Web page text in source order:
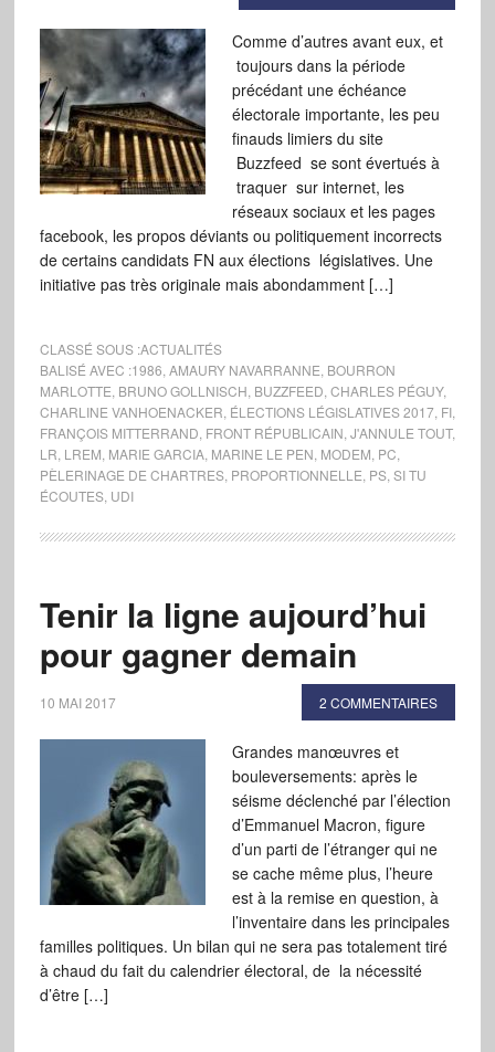
Comme d’autres avant eux, et
toujours dans la période
précédant une échéance
électorale importante, les peu
finauds limiers du site
Buzzfeed se sont évertués à
traquer sur internet, les
réseaux sociaux et les pages
facebook, les propos déviants ou politiquement incorrects
de certains candidats FN aux élections législatives. Une
initiative pas très originale mais abondamment […]
CLASSÉ SOUS :ACTUALITÉS
BALISÉ AVEC :1986 AMAURY NAVARRANNE BOURRON
MARLOTTE BRUNO GOLLNISCH BUZZFEED CHARLES PÉGUY,
CHARLINE VANHOENACKER ÉLECTIONS LÉGISLATIVES 2017, FI,
FRANÇOIS MITTERRAND FRONT RÉPUBLICAIN J'ANNULE TOUT,
LR LREM MARIE GARCIA, MARINE LE PEN MODEM PC
PÈLERINAGE DE CHARTRES, PROPORTIONNELLE PS, SI TU
ÉCOUTES, UDI
Tenir la ligne aujourd’hui
pour gagner demain
10 MAI 2017 2 COMMENTAIRES
Grandes manœuvres et
bouleversements: après le
séisme déclenché par l’élection
d’Emmanuel Macron, figure
d’un parti de l’étranger qui ne
se cache même plus, l’heure
est à la remise en question, à
l’inventaire dans les principales
familles politiques. Un bilan qui ne sera pas totalement tiré
à chaud du fait du calendrier électoral, de la nécessité
d’être […]